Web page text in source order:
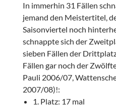
In immerhin 31 Fällen
jemand den Meistertitel,
Saisonviertel noch
schnappte sich der
sieben Fällen der
Fällen gar noch der
Pauli 2006/07,
2007/08)!:
1. Platz: 17 mal